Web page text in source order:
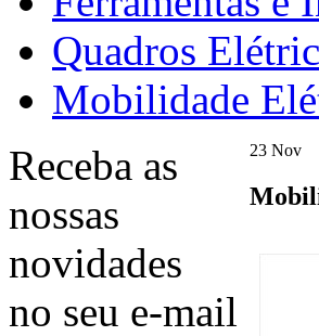
Quadros
Mobilidade
23 Nov
Receba as
nossas
novidades
no seu e-mail